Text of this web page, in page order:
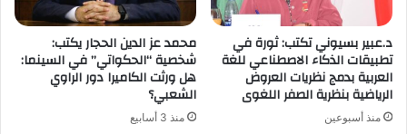
د.عبير بسيوني تكتب: ثورة في
تطبيقات الذكاء الاصطناعي للغة
العربية بدمج نظريات العروض
الرياضية بنظرية الصفر اللغوى
منذ أسبوعين
محمد عز الدين الحجار يكتب:
شخصية “الحكواتي” في السينما:
هل ورثت الكاميرا دور الراوي
الشعبي؟
منذ 3 أسابيع